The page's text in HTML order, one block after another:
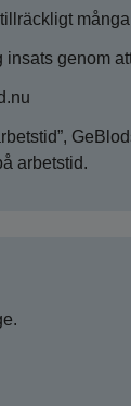
genom
arbetstid.